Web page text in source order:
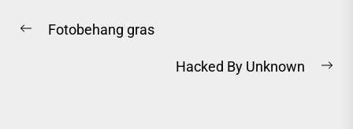
Previous
Fotobehang gras
Hacked By Unknown